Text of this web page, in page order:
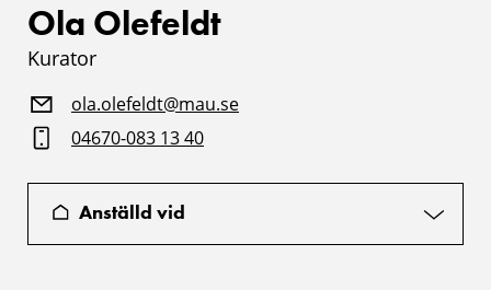
Ola Olefeldt
Kurator
ola.olefeldt@mau.se
04670-083 13 40
Anställd vid